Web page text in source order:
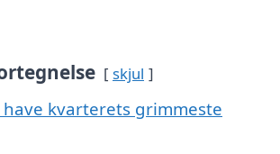
skjul
kvarterets grimmeste